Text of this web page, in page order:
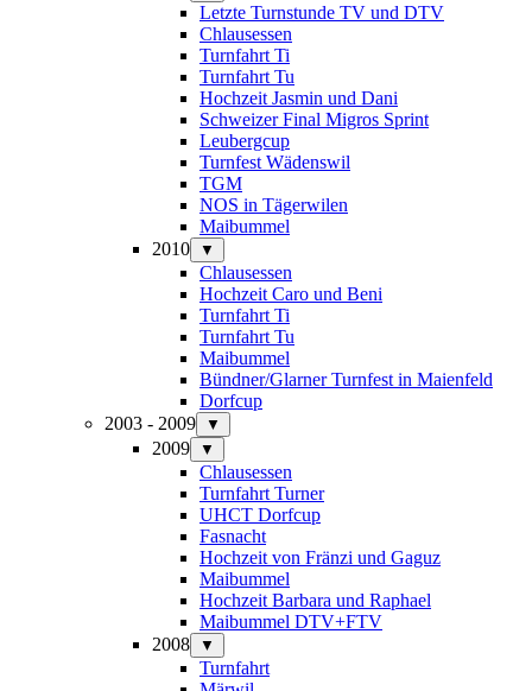
Letzte Turnstunde TV und DTV
Chlausessen
Turnfahrt Ti
Turnfahrt Tu
Hochzeit Jasmin und Dani
Schweizer Final Migros Sprint
Leubergcup
Turnfest Wädenswil
TGM
NOS in Tägerwilen
Maibummel
2010
▼
Chlausessen
Hochzeit Caro und Beni
Turnfahrt Ti
Turnfahrt Tu
Maibummel
Bündner/Glarner Turnfest in Maienfeld
Dorfcup
2003 - 2009
▼
2009 ▼
Chlausessen
Turnfahrt Turner
UHCT Dorfcup
Fasnacht
Hochzeit von Fränzi und Gaguz
Maibummel
Hochzeit Barbara und Raphael
Maibummel DTV+FTV
2008
▼
Turnfahrt